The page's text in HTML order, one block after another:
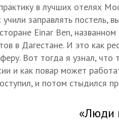
в лучших отелях
заправлять постель,
Einar Ben,
в Дагестане. И это как
Вот тогда я узнал,
и как повар может
и потом стыдился
«Люди